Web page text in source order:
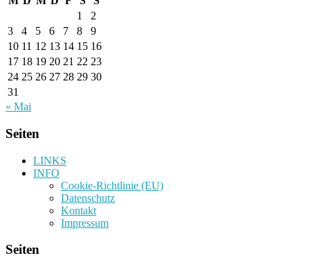
1
2
3
4 5 6 7 8
9
10 11 12 13 14 15 16
17 18 19 20 21 22 23
24 25 26 27 28 29 30
31
« Mai
Seiten
LINKS
INFO
Cookie-Richtlinie (EU)
Datenschutz
Kontakt
Impressum
Seiten